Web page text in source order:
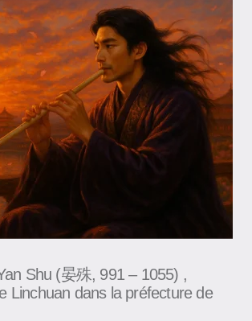
Shu (晏殊, 991 – 1055) ,
Linchuan dans la préfecture de